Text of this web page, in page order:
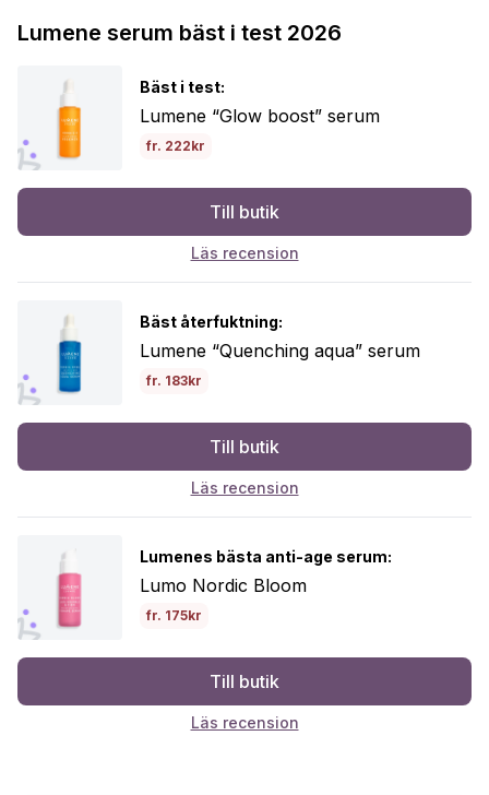
Lumene serum bäst i test 2026
Bäst i test:
Lumene “Glow boost” serum
fr. 222kr
Till butik
Läs recension
Bäst återfuktning:
Lumene “Quenching aqua” serum
fr. 183kr
Till butik
Läs recension
Lumenes bästa anti-age serum:
Lumo Nordic Bloom
fr. 175kr
Till butik
Läs recension